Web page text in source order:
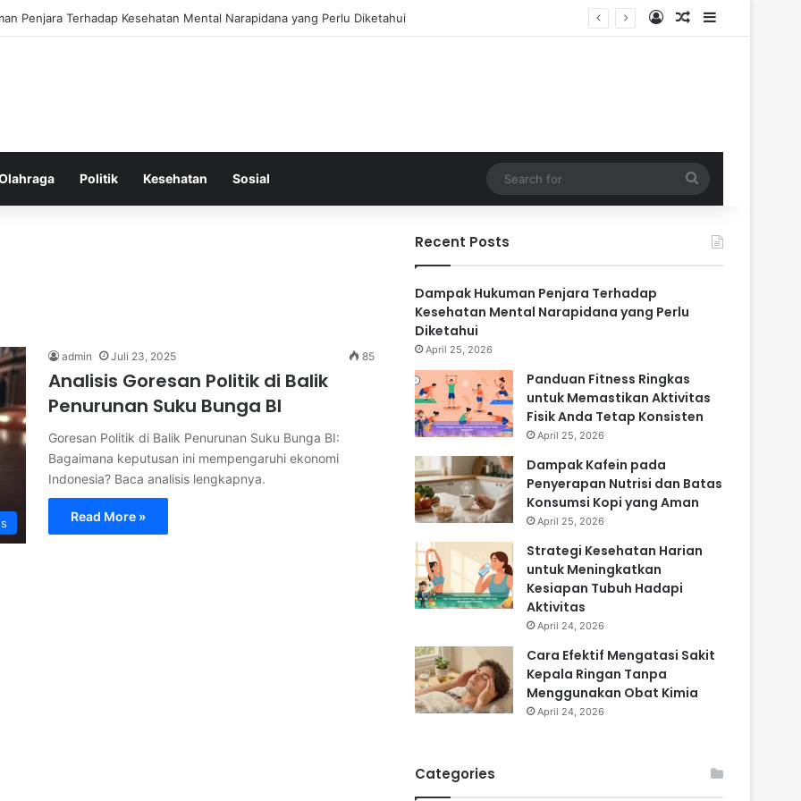
Ringkas untuk Memastikan Aktivitas Fisik Anda Tetap Konsisten Log InRandom Article
Sidebar
Politik Kesehatan Sosial
for
admin Juli 23, 2025 85
Analisis Goresan Politik di Balik
Penurunan Suku Bunga BI
Goresan Politik di Balik Penurunan Suku Bunga BI:
Bagaimana keputusan ini mempengaruhi ekonomi
Indonesia? Baca analisis lengkapnya.
Read More »
Recent Posts
Dampak Hukuman Penjara Terhadap
Kesehatan Mental Narapidana yang Perlu
Diketahui
April 25, 2026
Panduan Fitness Ringkas
untuk Memastikan Aktivitas
Fisik Anda Tetap Konsisten
April 25, 2026
Dampak Kafein pada
Penyerapan Nutrisi dan Batas
Konsumsi Kopi yang Aman
April 25, 2026
Strategi Kesehatan Harian
untuk Meningkatkan
Kesiapan Tubuh Hadapi
Aktivitas
April 24, 2026
Cara Efektif Mengatasi Sakit
Kepala Ringan Tanpa
Menggunakan Obat Kimia
April 24, 2026
Categories